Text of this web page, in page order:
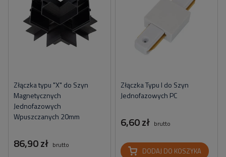
Złączka typu "X" do Szyn
Magnetycznych
Jednofazowych
Wpuszczanych 20mm
86,90 zł brutto
Złączka Typu I do Szyn
Jednofazowych PC
6,60 zł brutto
DODAJ DO KOSZYKA